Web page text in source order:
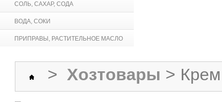
СОЛЬ, САХАР, СОДА
ВОДА, СОКИ
ПРИПРАВЫ, РАСТИТЕЛЬНОЕ МАСЛО
> Хозтовары >